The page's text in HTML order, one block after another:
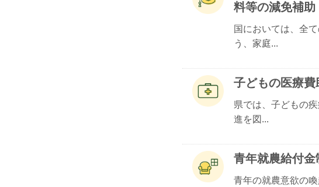
料等の減免補助
国においては、全
う、家庭...
子どもの医療費
県では、子どもの
進を図...
青年就農給付金
青年の就農意欲の